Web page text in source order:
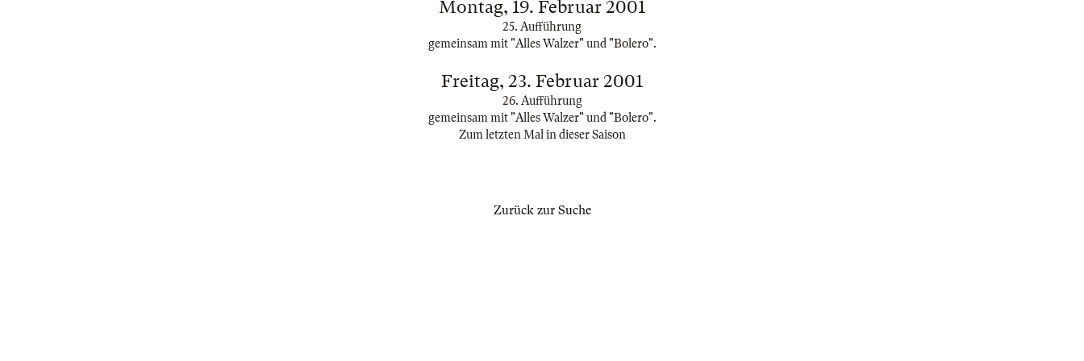
Montag, 19. Februar 2001
25. Aufführung
gemeinsam mit "Alles Walzer" und "Bolero".
Freitag, 23. Februar 2001
26. Aufführung
gemeinsam mit "Alles Walzer" und "Bolero".
Zum letzten Mal in dieser Saison
Zurück zur Suche